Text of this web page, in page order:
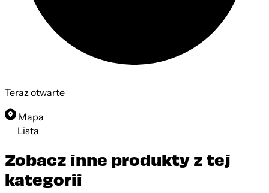
Teraz otwarte
Mapa
Lista
Zobacz inne produkty z tej
kategorii